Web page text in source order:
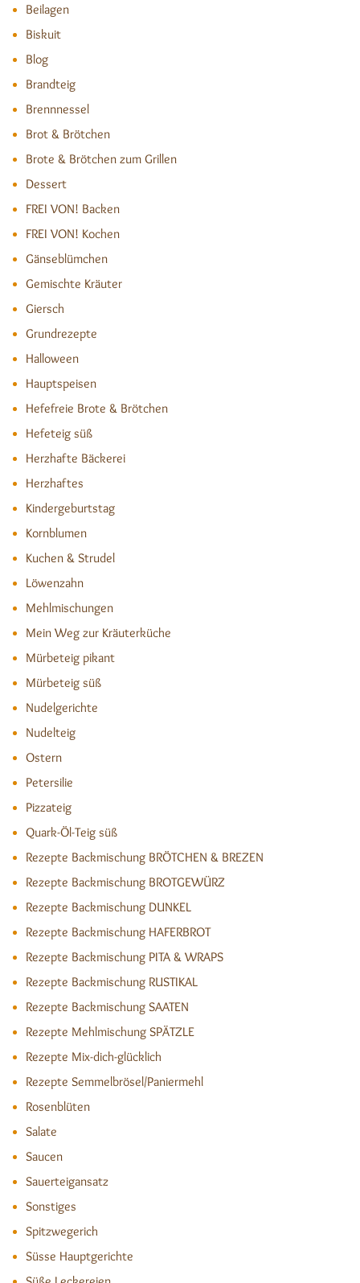
Beilagen
Biskuit
Blog
Brandteig
Brennnessel
Brot & Brötchen
Brote & Brötchen zum Grillen
Dessert
FREI VON! Backen
FREI VON! Kochen
Gänseblümchen
Gemischte Kräuter
Giersch
Grundrezepte
Halloween
Hauptspeisen
Hefefreie Brote & Brötchen
Hefeteig süß
Herzhafte Bäckerei
Herzhaftes
Kindergeburtstag
Kornblumen
Kuchen & Strudel
Löwenzahn
Mehlmischungen
Mein Weg zur Kräuterküche
Mürbeteig pikant
Mürbeteig süß
Nudelgerichte
Nudelteig
Ostern
Petersilie
Pizzateig
Quark-Öl-Teig süß
Rezepte Backmischung BRÖTCHEN & BREZEN
Rezepte Backmischung BROTGEWÜRZ
Rezepte Backmischung DUNKEL
Rezepte Backmischung HAFERBROT
Rezepte Backmischung PITA & WRAPS
Rezepte Backmischung RUSTIKAL
Rezepte Backmischung SAATEN
Rezepte Mehlmischung SPÄTZLE
Rezepte Mix-dich-glücklich
Rezepte Semmelbrösel/Paniermehl
Rosenblüten
Salate
Saucen
Sauerteigansatz
Sonstiges
Spitzwegerich
Süsse Hauptgerichte